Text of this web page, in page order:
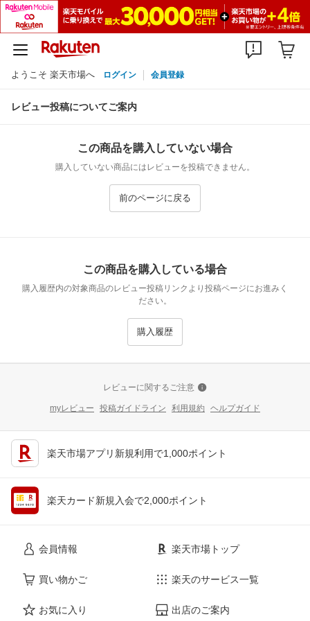
ようこそ 楽天市場へ ログイン 会員登録
レビュー投稿についてご案内
この商品を購入していない場合
購入していない商品にはレビューを投稿できません。
前のページに戻る
この商品を購入している場合
購入履歴内の対象商品のレビュー投稿リンクより投稿ページにお進みく
ださい。
購入履歴
レビューに関するご注意
myレビュー 投稿ガイドライン 利用規約 ヘルプガイド
楽天市場アプリ新規利用で1,000ポイント
楽天カード新規入会で2,000ポイント
会員情報
買い物かご
お気に入り
楽天市場トップ
楽天のサービス一覧
出店のご案内